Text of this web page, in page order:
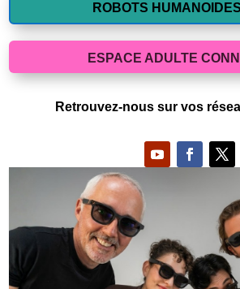
ROBOTS
ESPACE ADULTE
Retrouvez-nous sur vos